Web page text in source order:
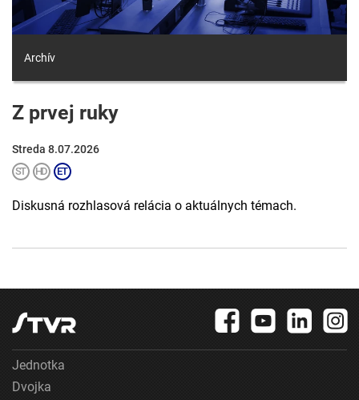
Archív
Z prvej ruky
Streda 8.07.2026
Diskusná rozhlasová relácia o aktuálnych témach.
Jednotka
Dvojka